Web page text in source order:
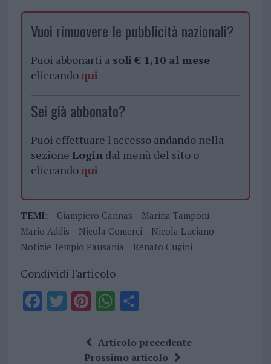
Vuoi rimuovere le pubblicità nazionali?
Puoi abbonarti a soli € 1,10 al mese
cliccando qui
Sei già abbonato?
Puoi effettuare l'accesso andando nella
sezione Logindal menù del sito o
cliccando qui
TEMI: Giampiero Cannas
Marina Tamponi
Mario Addis
Nicola Comerci
Nicola Luciano
Notizie Tempio Pausania
Renato Cugini
Condividi l'articolo
F T Pi
te
W
at
S
a
Articolo precedente
Prossimo articolo